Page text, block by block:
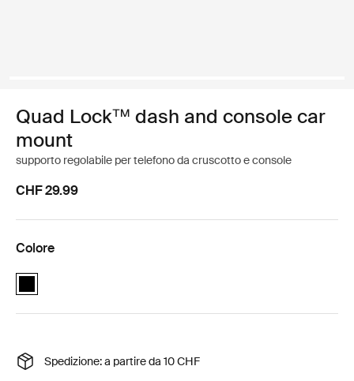
Quad Lock™ dash and console car
mount
supporto regolabile per telefono da cruscotto e console
CHF 29.99
Colore
Quad Lock™ dash and console car mount Nero (selected)
Spedizione: a partire da 10 CHF